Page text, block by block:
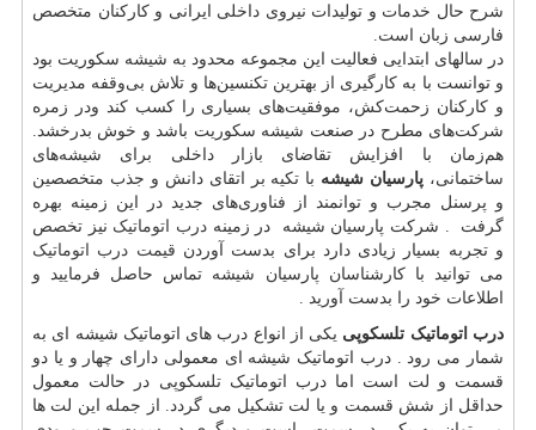
شرح حال خدمات و تولیدات نیروی داخلی ایرانی و کارکنان متخصص
فارسی زبان است.
در سالهای ابتدایی فعالیت این مجموعه محدود به شیشه سکوریت بود
و توانست با به کارگیری از بهترین تکنسین‌ها و تلاش بی‌وقفه مدیریت
و کارکنان زحمت‌کش، موفقیت‌های بسیاری را کسب کند ودر زمره
شرکت‌های مطرح در صنعت شیشه سکوریت باشد و خوش بدرخشد.
هم‌زمان با افزایش تقاضای بازار داخلی برای شیشه‌های
ساختمانی، پارسیان شیشه با تکیه بر اتقای دانش و جذب متخصصین
و پرسنل مجرب و توانمند از فناوری‌های جدید در این زمینه بهره
گرفت . شرکت پارسیان شیشه در زمینه درب اتوماتیک نیز تخصص
و تجربه بسیار زیادی دارد برای بدست آوردن قیمت درب اتوماتیک
می توانید با کارشناسان پارسیان شیشه تماس حاصل فرمایید و
اطلاعات خود را بدست آورید .
درب اتوماتیک تلسکوپی یکی از انواع درب های اتوماتیک شیشه ای به
شمار می رود . درب اتوماتیک شیشه ای معمولی دارای چهار و یا دو
قسمت و لت است اما درب اتوماتیک تلسکوپی در حالت معمول
حداقل از شش قسمت و یا لت تشکیل می گردد. از جمله این لت ها